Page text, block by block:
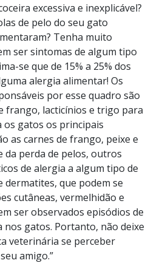
excessiva e inexplicável?
de pelo do seu gato
Tenha muito
ser sintomas de algum tipo
se que de 15% a 25% dos
alergia alimentar! Os
por esse quadro são
frango, lacticínios e trigo para
os gatos os principais
as carnes de frango, peixe e
da perda de pelos, outros
de alergia a algum tipo de
que podem se
cutâneas, vermelhidão e
ser observados episódios de
gatos. Portanto, não deixe
veterinária se perceber
amigo.”